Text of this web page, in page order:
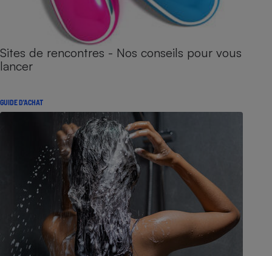
Sites de rencontres - Nos conseils pour vous
lancer
GUIDE D'ACHAT